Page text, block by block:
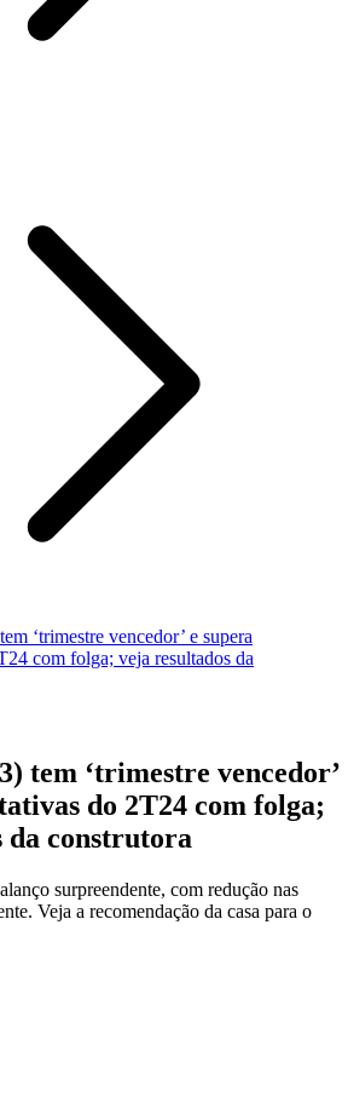
‘trimestre vencedor’ e supera
com folga; veja resultados da
tem ‘trimestre vencedor’
do 2T24 com folga;
da construtora
surpreendente, com redução nas
Veja a recomendação da casa para o